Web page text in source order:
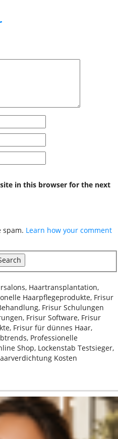
in this browser for the next
spam. Learn how your comment
Haartransplantation,
Haarpflegeprodukte, Frisur
Frisur Schulungen
Frisur Software, Frisur
Frisur für dünnes Haar,
Professionelle
Shop, Lockenstab Testsieger,
Kosten